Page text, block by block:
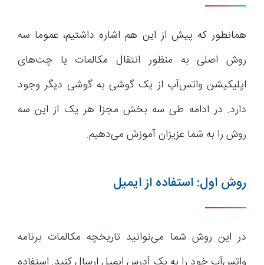
همانطور که پیش از این هم اشاره داشتیم، عموما سه
روش اصلی به منظور انتقال مکالمات یا چت‌های
اپلیکیشن واتس‌آپ از یک گوشی به گوشی دیگر وجود
دارد. در ادامه طی سه بخش مجزا هر یک از این سه
روش را به شما عزیزان آموزش می‌دهیم.
روش اول: استفاده از ایمیل
در این روش شما می‌توانید تاریخچه مکالمات برنامه